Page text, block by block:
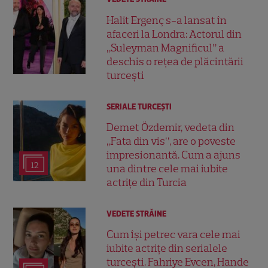
Halit Ergenç s-a lansat în
afaceri la Londra: Actorul din
„Suleyman Magnificul” a
deschis o rețea de plăcintării
turcești
12
SERIALE TURCEŞTI
Demet Özdemir, vedeta din
„Fata din vis”, are o poveste
impresionantă. Cum a ajuns
una dintre cele mai iubite
actrițe din Turcia
VEDETE STRĂINE
Cum își petrec vara cele mai
iubite actrițe din serialele
turcești. Fahriye Evcen, Hande